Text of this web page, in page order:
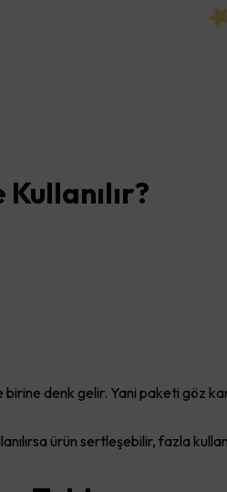
denk gelir. Yani paketi göz
ürün sertleşebilir, fazla